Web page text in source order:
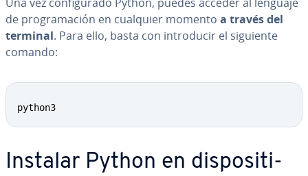
de pro­gra­ma­ción en cualquier momento a través del
terminal. Para ello, basta con in­tro­du­cir el siguiente
comando:
python3
Instalar Python en di­s­po­si­ti­